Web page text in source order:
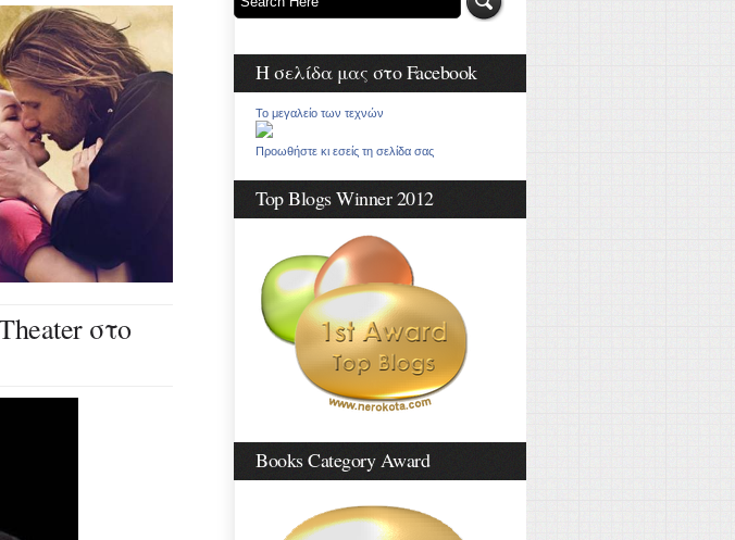
στο
Η σελίδα μας στο Facebook
Το μεγαλείο των τεχνών
Προωθήστε κι εσείς τη σελίδα σας
Top Blogs Winner 2012
Books Category Award